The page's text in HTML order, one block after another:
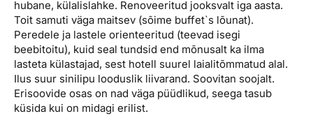
hubane, külalislahke. Renoveeritud jooksvalt iga aasta.
Toit samuti väga maitsev (sõime buffet`s lõunat).
Peredele ja lastele orienteeritud (teevad isegi
beebitoitu), kuid seal tundsid end mõnusalt ka ilma
lasteta külastajad, sest hotell suurel laialitõmmatud alal.
Ilus suur sinilipu looduslik liivarand. Soovitan soojalt.
Erisoovide osas on nad väga püüdlikud, seega tasub
küsida kui on midagi erilist.